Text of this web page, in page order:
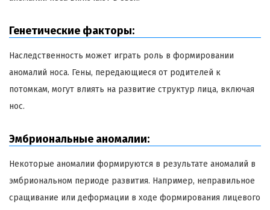
Генетические факторы:
Наследственность может играть роль в формировании
аномалий носа. Гены, передающиеся от родителей к
потомкам, могут влиять на развитие структур лица, включая
нос.
Эмбриональные аномалии:
Некоторые аномалии формируются в результате аномалий в
эмбриональном периоде развития. Например, неправильное
сращивание или деформации в ходе формирования лицевого